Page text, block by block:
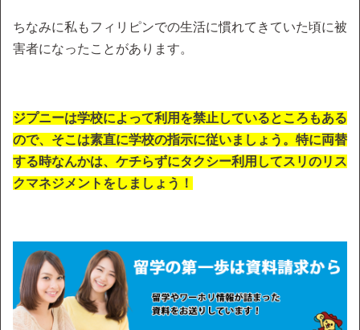
ちなみに私もフィリピンでの生活に慣れてきていた頃に被
害者になったことがあります。
ジプニーは学校によって利用を禁止しているところもある
ので、そこは素直に学校の指示に従いましょう。特に両替
する時なんかは、ケチらずにタクシー利用してスリのリス
クマネジメントをしましょう！